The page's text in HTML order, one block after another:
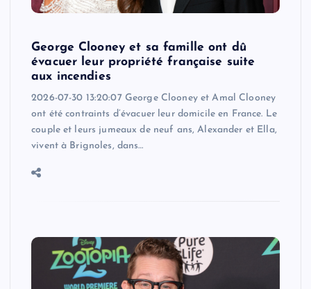
George Clooney et sa famille ont dû
évacuer leur propriété française suite
aux incendies
2026-07-30 13:20:07 George Clooney et Amal Clooney
ont été contraints d’évacuer leur domicile en France. Le
couple et leurs jumeaux de neuf ans, Alexander et Ella,
vivent à Brignoles, dans…